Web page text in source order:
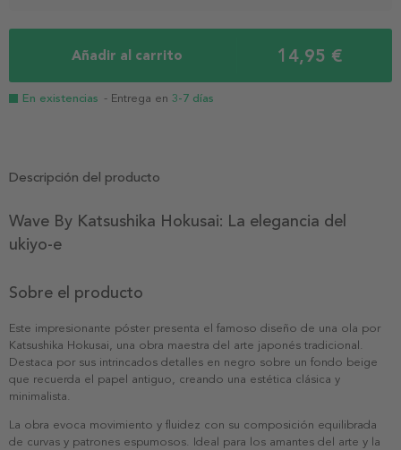
Añadir al carrito 14,95 €
En existencias - Entrega en 3-7 días
Descripción del producto
Wave By Katsushika Hokusai: La elegancia del
ukiyo-e
Sobre el producto
Este impresionante póster presenta el famoso diseño de una ola por
Katsushika Hokusai, una obra maestra del arte japonés tradicional.
Destaca por sus intrincados detalles en negro sobre un fondo beige
que recuerda el papel antiguo, creando una estética clásica y
minimalista.
La obra evoca movimiento y fluidez con su composición equilibrada
de curvas y patrones espumosos. Ideal para los amantes del arte y la